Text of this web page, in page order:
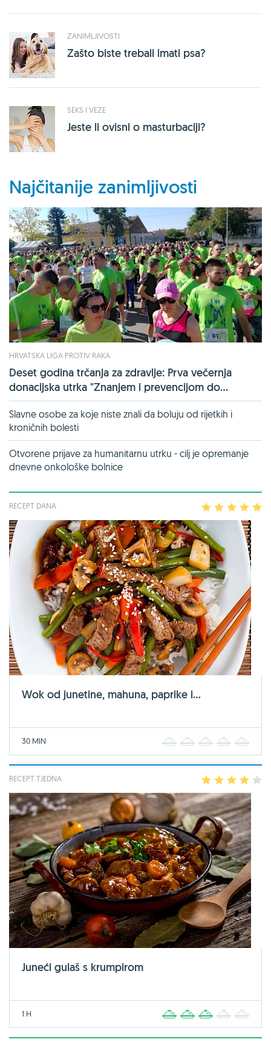
ZANIMLJIVOSTI
Zašto biste trebali imati psa?
SEKS I VEZE
Jeste li ovisni o masturbaciji?
Najčitanije zanimljivosti
HRVATSKA LIGA PROTIV RAKA
Deset godina trčanja za zdravlje: Prva večernja
donacijska utrka "Znanjem i prevencijom do...
Slavne osobe za koje niste znali da boluju od rijetkih i
kroničnih bolesti
Otvorene prijave za humanitarnu utrku - cilj je opremanje
dnevne onkološke bolnice
RECEPT DANA 2 3 4
Wok od junetine, mahuna, paprike i...
30 MIN 2 3 4
RECEPT TJEDNA 2 3 4
Juneći gulaš s krumpirom
1 H 2 3 4